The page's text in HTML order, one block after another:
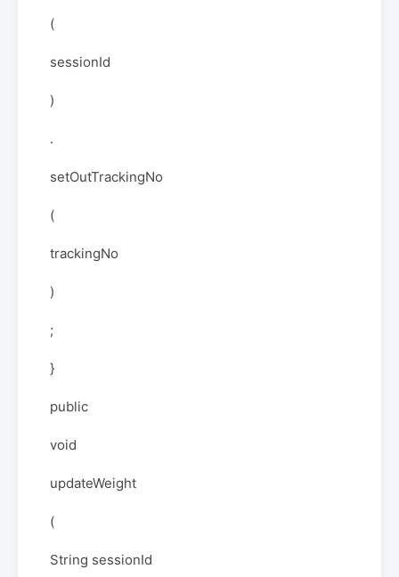
(
sessionId
)
.
setOutTrackingNo
(
trackingNo
)
;
}
public
void
updateWeight
(
String sessionId